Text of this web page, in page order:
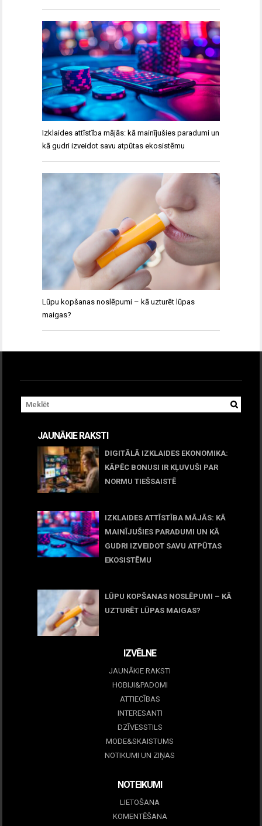
Izklaides attīstība mājās: kā mainījušies paradumi un
kā gudri izveidot savu atpūtas ekosistēmu
Lūpu kopšanas noslēpumi – kā uzturēt lūpas
maigas?
JAUNĀKIE RAKSTI
DIGITĀLĀ IZKLAIDES EKONOMIKA:
KĀPĒC BONUSI IR KĻUVUŠI PAR
NORMU TIEŠSAISTĒ
IZKLAIDES ATTĪSTĪBA MĀJĀS: KĀ
MAINĪJUŠIES PARADUMI UN KĀ
GUDRI IZVEIDOT SAVU ATPŪTAS
EKOSISTĒMU
LŪPU KOPŠANAS NOSLĒPUMI – KĀ
UZTURĒT LŪPAS MAIGAS?
IZVĒLNE
JAUNĀKIE RAKSTI
HOBIJI&PADOMI
ATTIECĪBAS
INTERESANTI
DZĪVESSTILS
MODE&SKAISTUMS
NOTIKUMI UN ZIŅAS
NOTEIKUMI
LIETOŠANA
KOMENTĒŠANA